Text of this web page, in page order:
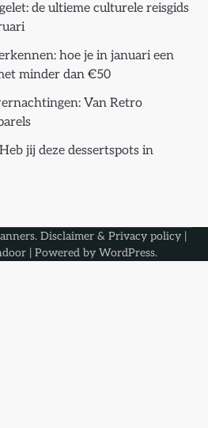
de ultieme culturele reisgids
hoe je in januari een
minder dan €50
Van Retro
jij deze dessertspots in
. Disclaimer & Privacy policy|
| Powered by WordPress.